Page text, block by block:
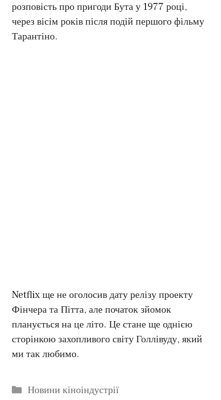
розповість про пригоди Бута у 1977 році,
через вісім років після подій першого фільму
Тарантіно.
Netflix ще не оголосив дату релізу проекту
Фінчера та Пітта, але початок зйомок
планується на це літо. Це стане ще однією
сторінкою захопливого світу Голлівуду, який
ми так любимо.
Категорії
Новини кіноіндустрії